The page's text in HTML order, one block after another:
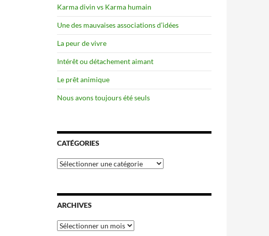
Karma divin vs Karma humain
Une des mauvaises associations d’idées
La peur de vivre
Intérêt ou détachement aimant
Le prêt animique
Nous avons toujours été seuls
CATÉGORIES
Catégories
ARCHIVES
Archives